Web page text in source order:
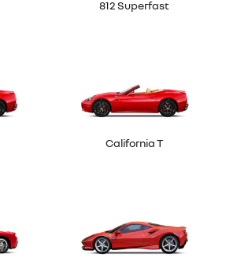
812 Superfast
California T